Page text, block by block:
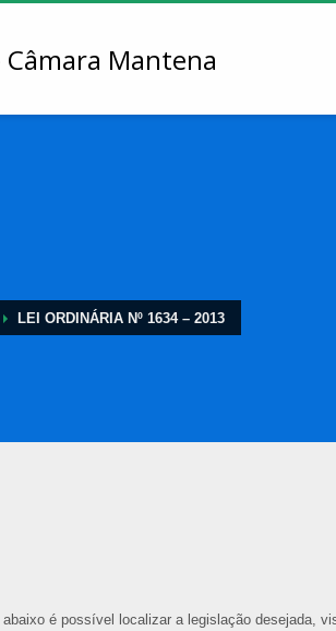
LEI ORDINÁRIA Nº 1634 – 2013
é possível localizar a legislação desejada,